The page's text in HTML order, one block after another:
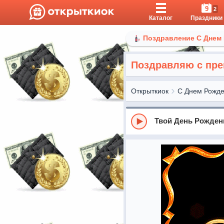
Каталог
9 2
Праздники
Поздравление С
Поздравляю с
Открыткиок С Днем
Твой День